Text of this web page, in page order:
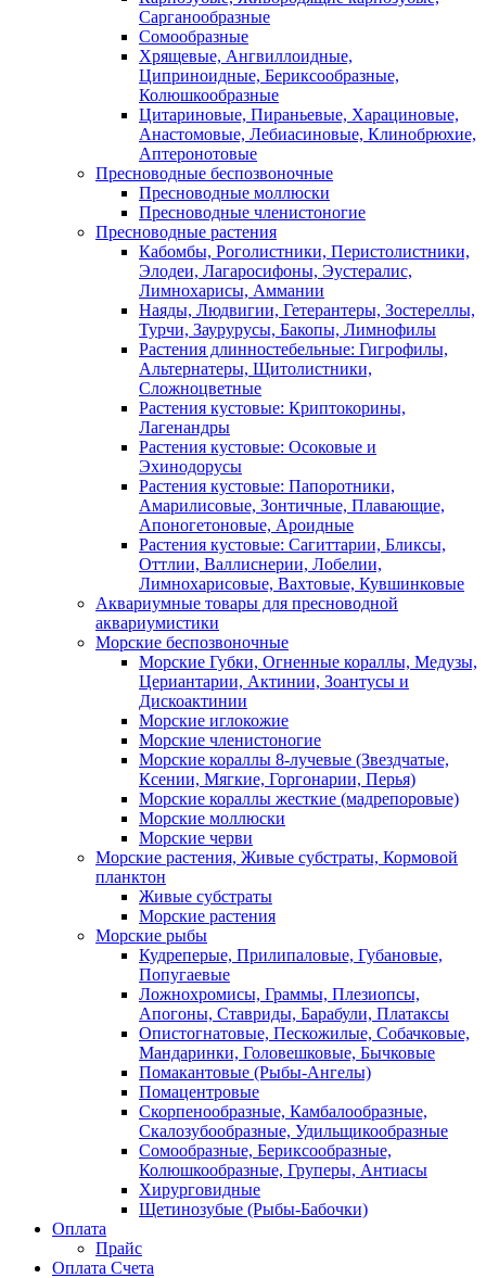
Сарганообразные
Сомообразные
Хрящевые, Ангвиллоидные,
Циприноидные, Бериксообразные,
Колюшкообразные
Цитариновые, Пираньевые, Харациновые,
Анастомовые, Лебиасиновые, Клинобрюхие,
Аптеронотовые
Пресноводные беспозвоночные
Пресноводные моллюски
Пресноводные членистоногие
Пресноводные растения
Кабомбы, Роголистники, Перистолистники,
Элодеи, Лагаросифоны, Эустералис,
Лимнохарисы, Аммании
Наяды, Людвигии, Гетерантеры, Зостереллы,
Турчи, Заурурусы, Бакопы, Лимнофилы
Растения длинностебельные: Гигрофилы,
Альтернатеры, Щитолистники,
Сложноцветные
Растения кустовые: Криптокорины,
Лагенандры
Растения кустовые: Осоковые и
Эхинодорусы
Растения кустовые: Папоротники,
Амарилисовые, Зонтичные, Плавающие,
Апоногетоновые, Ароидные
Растения кустовые: Сагиттарии, Бликсы,
Оттлии, Валлиснерии, Лобелии,
Лимнохарисовые, Вахтовые, Кувшинковые
Аквариумные товары для пресноводной
аквариумистики
Морские беспозвоночные
Морские Губки, Огненные кораллы, Медузы,
Цериантарии, Актинии, Зоантусы и
Дискоактинии
Морские иглокожие
Морские членистоногие
Морские кораллы 8-лучевые (Звездчатые,
Ксении, Мягкие, Горгонарии, Перья)
Морские кораллы жесткие (мадрепоровые)
Морские моллюски
Морские черви
Морские растения, Живые субстраты, Кормовой
планктон
Живые субстраты
Морские растения
Морские рыбы
Кудреперые, Прилипаловые, Губановые,
Попугаевые
Ложнохромисы, Граммы, Плезиопсы,
Апогоны, Ставриды, Барабули, Платаксы
Опистогнатовые, Пескожилые, Собачковые,
Мандаринки, Головешковые, Бычковые
Помакантовые (Рыбы-Ангелы)
Помацентровые
Скорпенообразные, Камбалообразные,
Скалозубообразные, Удильщикообразные
Сомообразные, Бериксообразные,
Колюшкообразные, Груперы, Антиасы
Хирурговидные
Щетинозубые (Рыбы-Бабочки)
Оплата
Прайс
Оплата Счета